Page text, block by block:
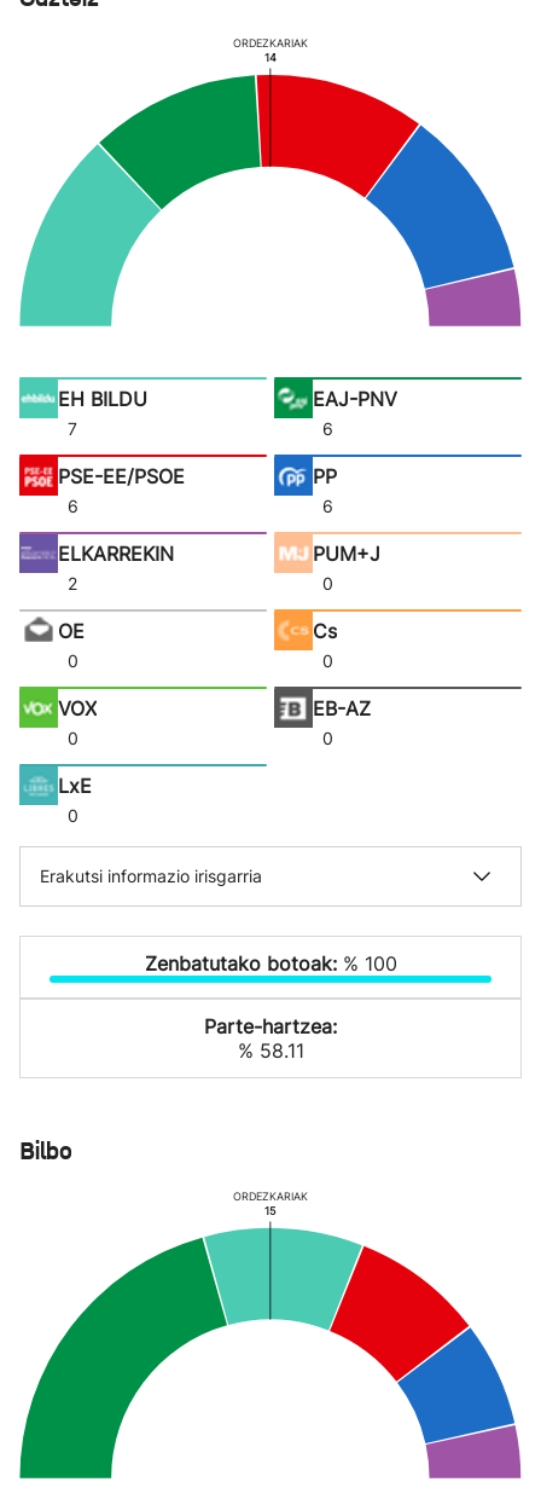
14
ORDEZKARIAK
EH BILDU
7
EAJ-PNV
6
PSE-EE/PSOE
6
PP
6
ELKARREKIN
2
PUM+J
0
OE
0
Cs
0
VOX
0
EB-AZ
0
LxE
0
Erakutsi informazio irisgarria
Zenbatutako botoak: % 100
Parte-hartzea:
% 58.11
Bilbo
15
ORDEZKARIAK